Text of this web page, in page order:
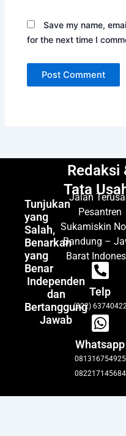
Save my name,
for the next time I
Tunjukan
yang
Salah,
Benarkan
yang
Benar
Independen
dan
Bertanggung
Jawab
Redaksi
Tata
Jalan
Pesantren
Sukamiskin
Bandung –
Barat
Telp
(022)
Whatsapp
081316754925
082217145684